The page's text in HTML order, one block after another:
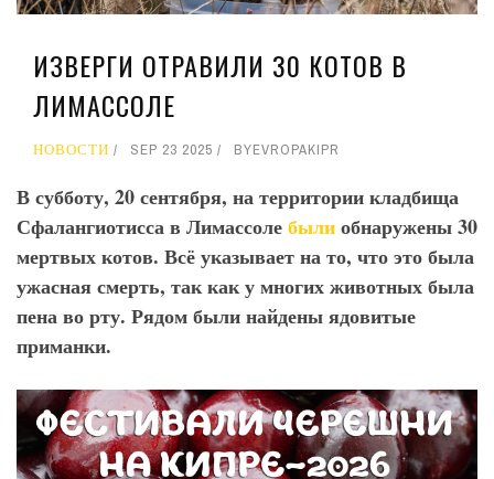
ИЗВЕРГИ ОТРАВИЛИ 30 КОТОВ В
ЛИМАССОЛЕ
НОВОСТИ SEP 23 2025 BYEVROPAKIPR
В субботу, 20 сентября, на территории кладбища
Сфалангиотисса в Лимассолебылиобнаружены 30
мертвых котов. Всё указывает на то, что это была
ужасная смерть, так как у многих животных была
пена во рту. Рядом были найдены ядовитые
приманки.